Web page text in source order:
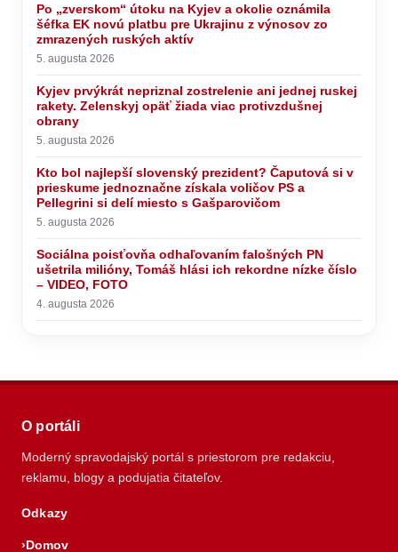
Po „zverskom“ útoku na Kyjev a okolie oznámila
šéfka EK novú platbu pre Ukrajinu z výnosov zo
zmrazených ruských aktív
5. augusta 2026
Kyjev prvýkrát nepriznal zostrelenie ani jednej ruskej
rakety. Zelenskyj opäť žiada viac protivzdušnej
obrany
5. augusta 2026
Kto bol najlepší slovenský prezident? Čaputová si v
prieskume jednoznačne získala voličov PS a
Pellegrini si delí miesto s Gašparovičom
5. augusta 2026
Sociálna poisťovňa odhaľovaním falošných PN
ušetrila milióny, Tomáš hlási ich rekordne nízke číslo
– VIDEO, FOTO
4. augusta 2026
O portáli
Moderný spravodajský portál s priestorom pre redakciu,
reklamu, blogy a podujatia čitateľov.
Odkazy
Domov